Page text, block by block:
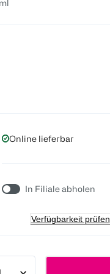
Online lieferbar
In Filiale abholen
Verfügbarkeit prüfen